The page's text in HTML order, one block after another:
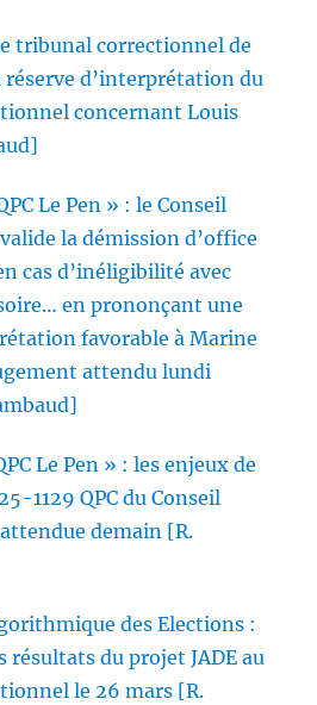
tribunal correctionnel de
réserve d’interprétation du
concernant Louis
Le Pen » : le Conseil
la démission d’office
cas d’inéligibilité avec
en prononçant une
favorable à Marine
attendu lundi
Le Pen » : les enjeux de
1129 QPC du Conseil
demain [R.
des Elections :
résultats du projet JADE au
le 26 mars [R.